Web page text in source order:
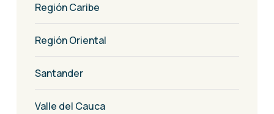
Región Caribe
Región Oriental
Santander
Valle del Cauca